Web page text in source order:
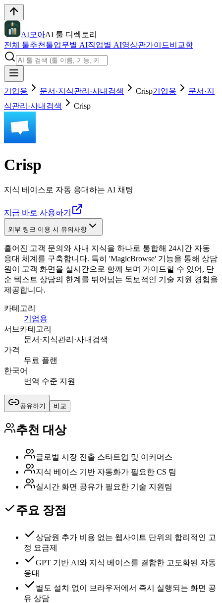
AI모아AI 툴 디렉토리
전체 툴추천툴업무별 AI직업별 AI영상관가이드비교함
기업용 문서·지식관리·사내검색 Crisp기업용
문서·지
식관리·사내검색
Crisp
Crisp
지식 베이스로 자동 응대하는 AI 채팅
지금 바로 사용하기
외부 링크 이용 시 유의사항
흩어진 고객 문의와 사내 지식을 하나로 통합해 24시간 자동
응대 체계를 구축합니다. 특히 'MagicBrowse' 기능을 통해 상담
원이 고객 화면을 실시간으로 함께 보며 가이드할 수 있어, 단
순 텍스트 상담의 한계를 뛰어넘는 독보적인 기술 지원 경험을
제공합니다.
카테고리
기업용
서브카테고리
문서·지식관리·사내검색
가격
무료 플랜
한국어
번역 수준 지원
공유하기 비교
추천 대상
글로벌 시장 진출 스타트업 및 이커머스
지식 베이스 기반 자동화가 필요한 CS 팀
실시간 화면 공유가 필요한 기술 지원팀
주요 장점
상담원 추가 비용 없는 웹사이트 단위의 합리적인 고
정 요금제
GPT 기반 AI와 지식 베이스를 결합한 고도화된 자동
응대
별도 설치 없이 브라우저에서 즉시 실행되는 화면 공
유 상담